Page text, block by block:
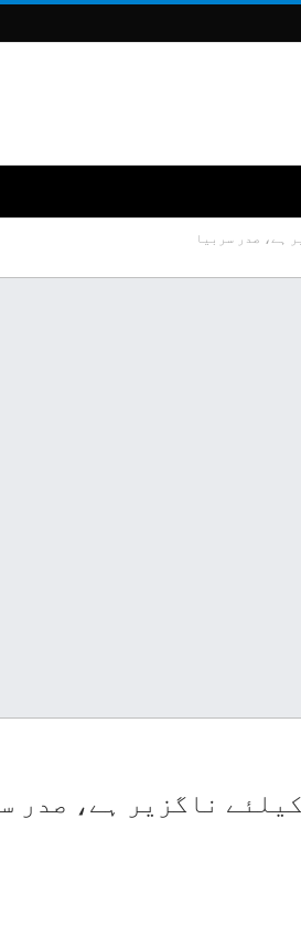
ہے، صدر سربیا
ناگزیر ہے، صدر